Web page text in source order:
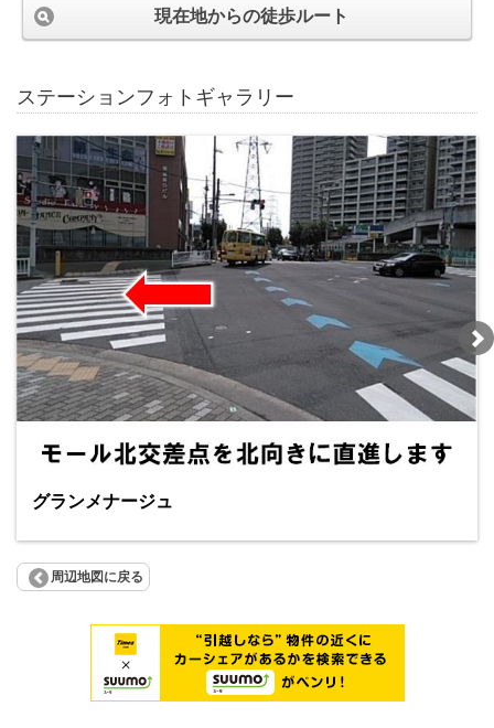
現在地からの徒歩ルート
ステーションフォトギャラリー
グランメナージュ
周辺地図に戻る